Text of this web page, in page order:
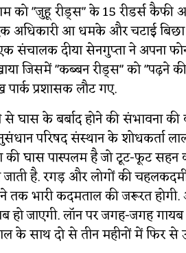
"जुहू रीड्स" के 15 रीडर्स कैफी
अधिकारी आ धमके और चटाई
संचालक दीया सेनगुप्ता ने अपना
जिसमें "कब्बन रीड्स" को
पार्क प्रशासक लौट गए.
घास के बर्बाद होने की संभावना
परिषद संस्थान के शोधकर्ता
की घास पास्पलम है जो टूट-फूट
जाती है. रगड़ और लोगों की
तक भारी कदमताल की जरूरत
हो जाएगी. लॉन पर जगह-जगह
के साथ दो से तीन महीनों में फिर